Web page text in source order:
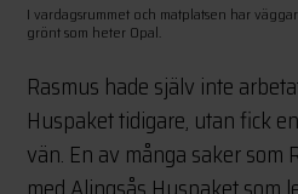
I vardagsrummet och matplatsen har
grönt som heter Opal.
Rasmus hade själv inte
Huspaket tidigare, utan fick
vän. En av många saker som